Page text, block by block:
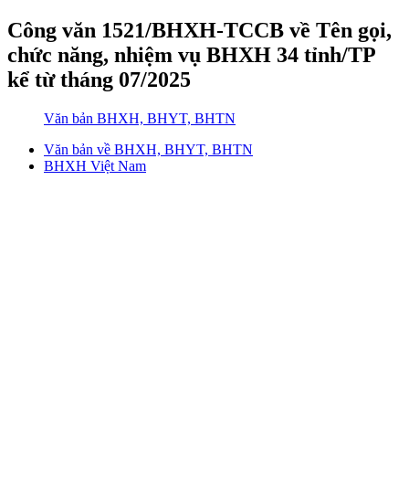
Công văn 1521/BHXH-TCCB về Tên gọi,
chức năng, nhiệm vụ BHXH 34 tỉnh/TP
kể từ tháng 07/2025
Văn bản BHXH, BHYT, BHTN
Văn bản về BHXH, BHYT, BHTN
BHXH Việt Nam